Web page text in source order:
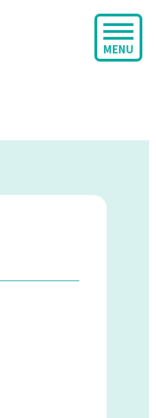
MENU